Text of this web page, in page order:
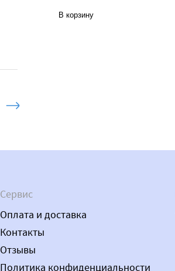
В корзину
Сервис
Оплата и доставка
Контакты
Отзывы
Политика конфиденциальности